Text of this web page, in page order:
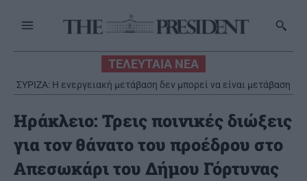
ΤΕΛΕΥΤΑΙΑ ΝΕΑ
ΣΥΡΙΖΑ: Η ενεργειακή μετάβαση δεν μπορεί να είναι μετάβαση
σε νέα υπερκέρδη για τα ολιγοπώλια
Ηράκλειο: Τρεις ποινικές διώξεις
για τον θάνατο του προέδρου στο
Απεσωκάρι του Δήμου Γόρτυνας